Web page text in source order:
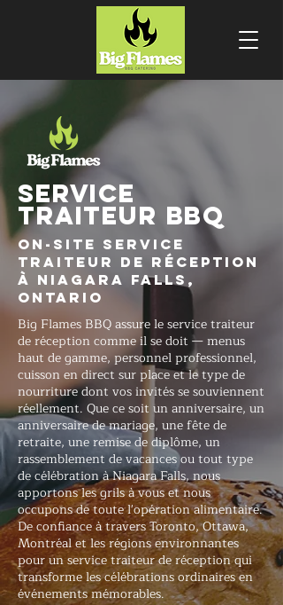
SERVICE
TRAITEUR BBQ
On-Site Service
traiteur de réception
à Niagara Falls,
Ontario
Big Flames BBQ assure le service traiteur
de réception comme il se doit — menus
haut de gamme, personnel professionnel,
cuisson en direct sur place et le type de
nourriture dont vos invités se souviennent
réellement. Que ce soit un anniversaire, un
anniversaire de mariage, une fête de
retraite, une remise de diplôme, un
rassemblement de vacances ou tout type
de célébration à Niagara Falls, nous
apportons les grils à vous et nous
occupons de toute l'opération alimentaire.
De confiance à travers Toronto, Ottawa,
Montréal et les régions environnantes
pour un service traiteur de réception qui
transforme les célébrations ordinaires en
événements mémorables.